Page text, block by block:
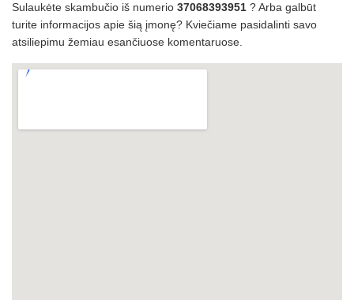
Sulaukėte skambučio iš numerio 37068393951 ? Arba galbūt
turite informacijos apie šią įmonę? Kviečiame pasidalinti savo
atsiliepimu žemiau esančiuose komentaruose.